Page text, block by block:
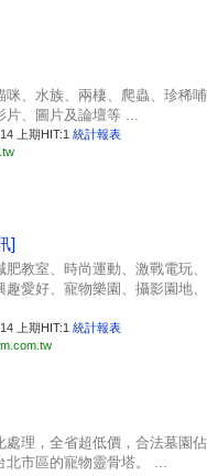
咪、水族、兩棲、爬蟲、珍稀哺
片、圖片及論壇等 ...
上期HIT:1 統計報表
]
教室、時尚運動、激戰電玩、
愛好、寵物樂園、攝影園地、
上期HIT:1 統計報表
處理，全省超低價，合法墓園佔
北市區的寵物靈骨塔。 ...